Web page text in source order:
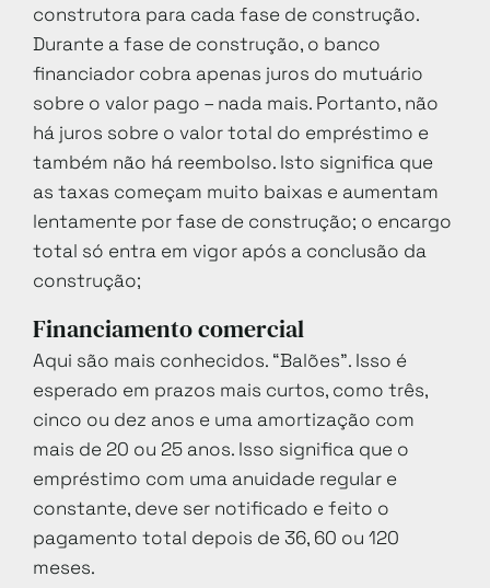
construtora para cada fase de construção.
Durante a fase de construção, o banco
financiador cobra apenas juros do mutuário
sobre o valor pago – nada mais. Portanto, não
há juros sobre o valor total do empréstimo e
também não há reembolso. Isto significa que
as taxas começam muito baixas e aumentam
lentamente por fase de construção; o encargo
total só entra em vigor após a conclusão da
construção;
Financiamento comercial
Aqui são mais conhecidos. “Balões”. Isso é
esperado em prazos mais curtos, como três,
cinco ou dez anos e uma amortização com
mais de 20 ou 25 anos. Isso significa que o
empréstimo com uma anuidade regular e
constante, deve ser notificado e feito o
pagamento total depois de 36, 60 ou 120
meses.